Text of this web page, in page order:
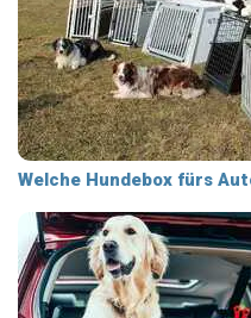
Welche Hundebox fürs